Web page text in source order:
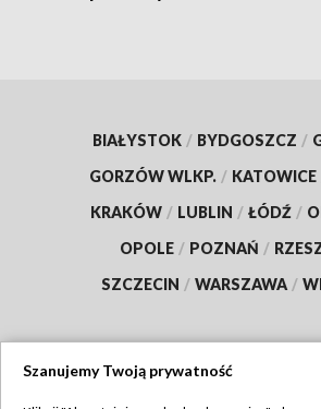
BIAŁYSTOK / BYDGOSZCZ /
GORZÓW WLKP. / KATOWICE
KRAKÓW / LUBLIN / ŁÓDŹ /
OPOLE / POZNAŃ /
SZCZECIN / WARSZAWA /
Szanujemy Twoją prywatność